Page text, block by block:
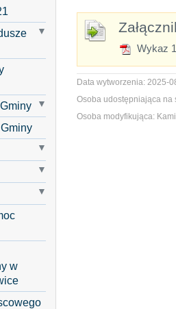
w
Wykaz
Data wytworzenia: 2025-
Osoba udostępniająca na
Osoba modyfikująca: